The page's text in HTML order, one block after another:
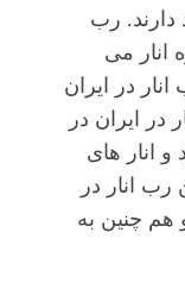
دارند. رب
انار می
در ایران
ایران در
انار های
رب انار در
هم چنین به